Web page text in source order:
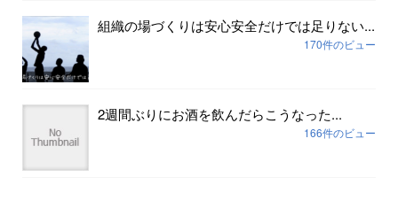
組織の場づくりは安心安全だけでは足りない...
170件のビュー
2週間ぶりにお酒を飲んだらこうなった...
166件のビュー